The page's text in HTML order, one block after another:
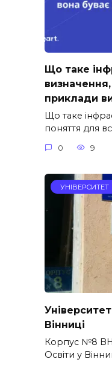
Що таке
приклади
Що таке
поняття для
0 9
УНІВЕРСИТЕТ
Вінниці
Корпус №8
Освіти у